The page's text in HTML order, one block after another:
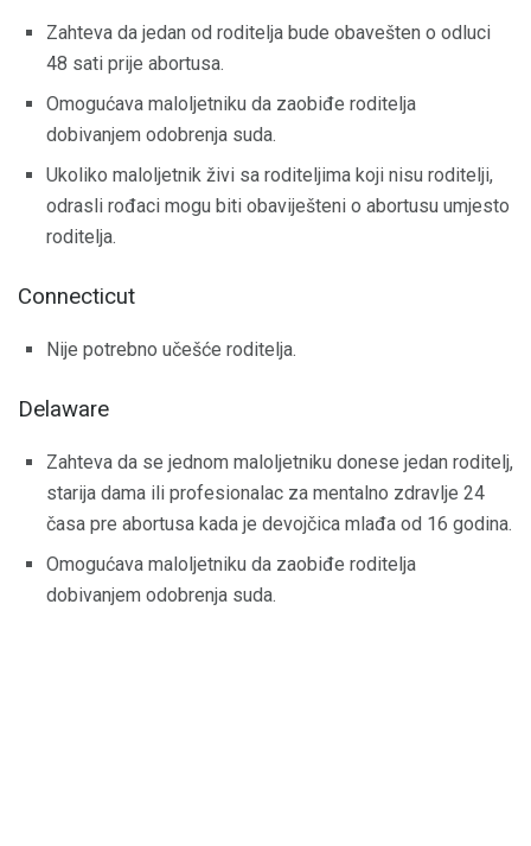
Zahteva da jedan od roditelja bude obavešten o odluci
48 sati prije abortusa.
Omogućava maloljetniku da zaobiđe roditelja
dobivanjem odobrenja suda.
Ukoliko maloljetnik živi sa roditeljima koji nisu roditelji,
odrasli rođaci mogu biti obaviješteni o abortusu umjesto
roditelja.
Connecticut
Nije potrebno učešće roditelja.
Delaware
Zahteva da se jednom maloljetniku donese jedan roditelj,
starija dama ili profesionalac za mentalno zdravlje 24
časa pre abortusa kada je devojčica mlađa od 16 godina.
Omogućava maloljetniku da zaobiđe roditelja
dobivanjem odobrenja suda.